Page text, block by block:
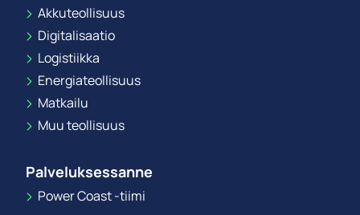
Akkuteollisuus
Digitalisaatio
Logistiikka
Energiateollisuus
Matkailu
Muu teollisuus
Palveluksessanne
Power Coast -tiimi